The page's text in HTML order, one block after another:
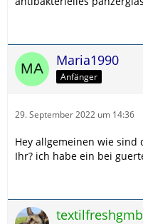
Maria1990
Anfänger
29. September 2022 um 14:36
Hey allgemeinen wie
Ihr? ich habe ein bei